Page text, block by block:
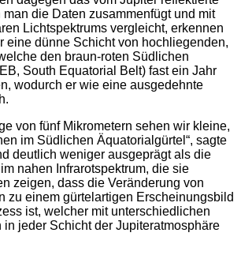
die Daten zusammenfügt und mit
Lichtspektrums vergleicht, erkennen
eine dünne Schicht von hochliegenden,
den braun-roten Südlichen
South Equatorial Belt) fast ein Jahr
wodurch er wie eine ausgedehnte
von fünf Mikrometern sehen wir kleine,
im Südlichen Äquatorialgürtel“, sagte
deutlich weniger ausgeprägt als die
nahen Infrarotspektrum, die sie
zeigen, dass die Veränderung von
zu einem gürtelartigen Erscheinungsbild
ist, welcher mit unterschiedlichen
jeder Schicht der Jupiteratmosphäre